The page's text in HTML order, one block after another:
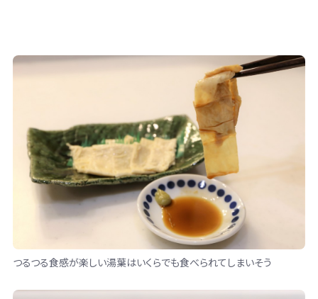
つるつる食感が楽しい湯葉はいくらでも食べられてしまいそう